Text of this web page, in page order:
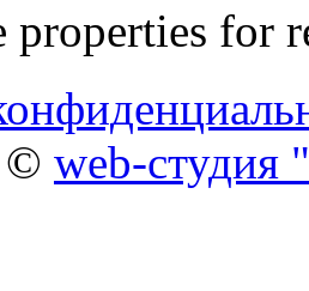
properties for
© web-студия